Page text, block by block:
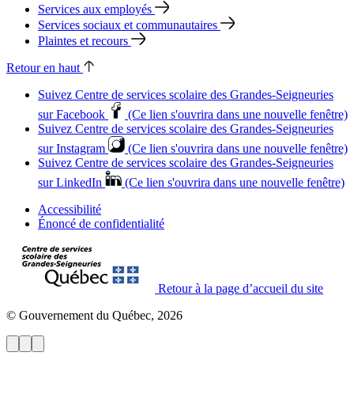
Services aux employés
Services sociaux et communautaires
Plaintes et recours
Retour en haut
Suivez Centre de services scolaire des Grandes‑Seigneuries
sur Facebook
(Ce lien s'ouvrira dans une nouvelle fenêtre)
Suivez Centre de services scolaire des Grandes‑Seigneuries
sur Instagram
(Ce lien s'ouvrira dans une nouvelle fenêtre)
Suivez Centre de services scolaire des Grandes‑Seigneuries
sur LinkedIn
(Ce lien s'ouvrira dans une nouvelle fenêtre)
Accessibilité
Énoncé de confidentialité
Retour à la page d’accueil du site
© Gouvernement du Québec, 2026